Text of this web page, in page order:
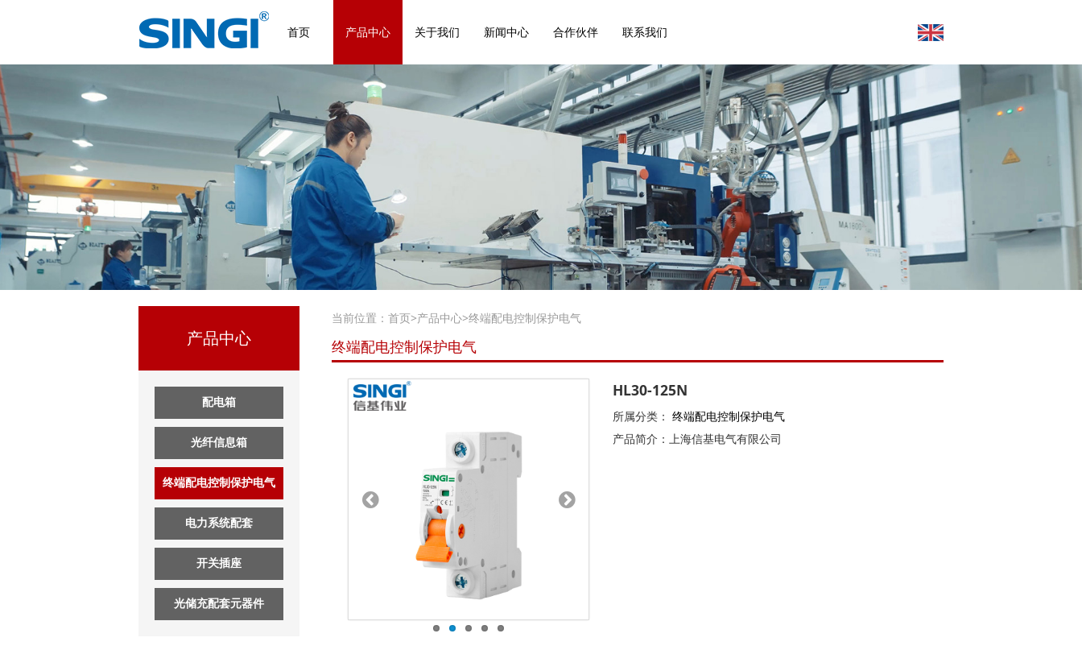
首页 产品中心 关于我们 新闻中心 合作伙伴 联系我们
产品中心
配电箱
光纤信息箱
终端配电控制保护电气
电力系统配套
开关插座
光储充配套元器件
当前位置： 首页>产品中心>终端配电控制保护电气
终端配电控制保护电气
HL30-125N
所属分类： 终端配电控制保护电气
产品简介：上海信基电气有限公司